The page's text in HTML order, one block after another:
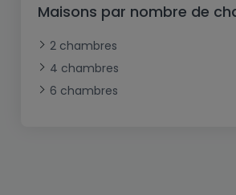
Château
Corps de ferme
Châlet
Triplex
Mansarde
Rez-de-chaussée
Terrain non constructible
Garage - Parking
Garage fermé
Bureau
Local commercial
Fonds de Commerce
Maisons par nombre de
2 chambres
4 chambres
6 chambres